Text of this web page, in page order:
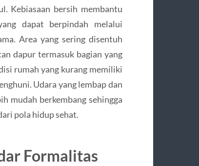
Kebiasaan bersih membantu
dapat berpindah melalui
Area yang sering disentuh
dapur termasuk bagian yang
rumah yang kurang memiliki
Udara yang lembap dan
mudah berkembang sehingga
pola hidup sehat.
Formalitas